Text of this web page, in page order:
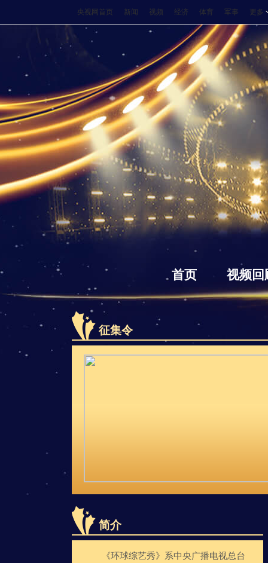
央视网首页 新闻 视频 经济 体育 军事 更多
首页 视频回
征集令
简介
《环球综艺秀》系中央广播电视总台